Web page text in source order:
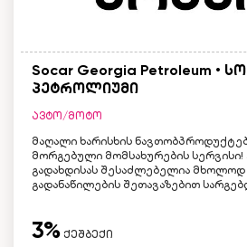
Socar Georgia Petroleum •
პეტროლიუმი
ავტო/მოტო
მაღალი ხარისხის
მორგებული მომსახურების
გადახდისას შესაძლებელია მხოლოდ
გადანაწილების შეთავაზებით
3% ქეშბექი